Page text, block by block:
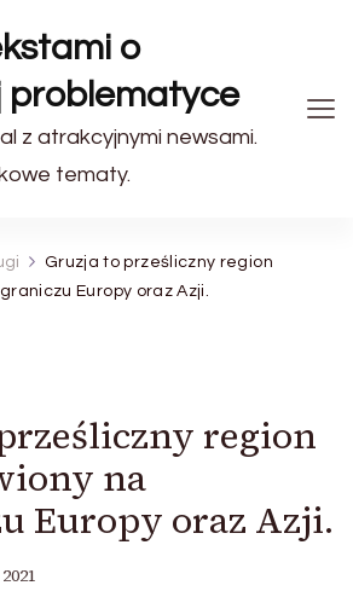
o
problematyce
z atrakcyjnymi newsami.
tematy.
Gruzja to prześliczny region
Europy oraz Azji.
region
na
Europy oraz Azji.